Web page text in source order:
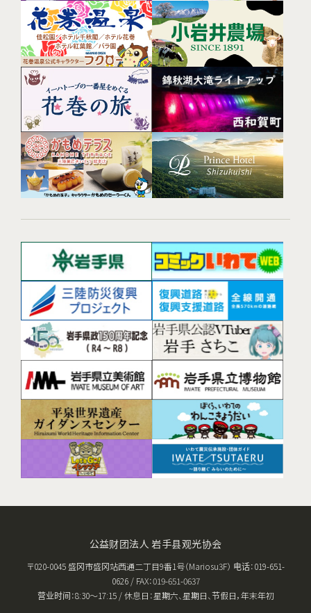
公益财团法人 岩手县观光协会
〒020-0045 盛冈市盛冈站西通二丁目9番1号（Mariosu3F） 电话：019-651-
0626 / FAX：019-651-0637
营业时间：8:30〜17:15 / 休息日：星期六、星期日、节假日，年末年初